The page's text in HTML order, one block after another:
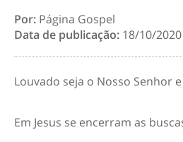
Por: Página Gospel
Data de publicação: 18/10/
Louvado seja o Nosso Senhor
Em Jesus se encerram as